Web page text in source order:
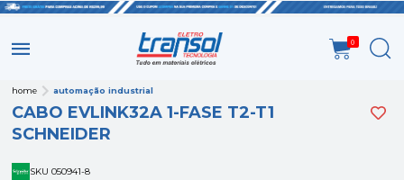
0
home automação industrial
CABO EVLINK32A 1-FASE T2-T1
SCHNEIDER
SKU 050941-8